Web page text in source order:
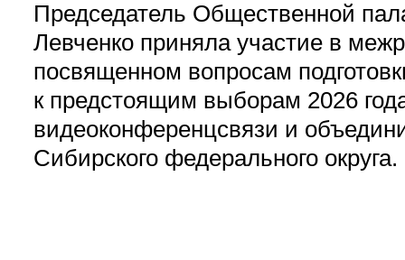
Председатель Общественной
Левченко приняла участие в
посвященном вопросам
к предстоящим выборам 2026
видеоконференцсвязи и
Сибирского федерального округа.